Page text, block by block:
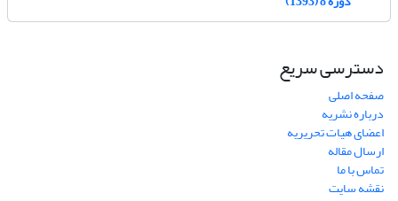
دسترسی سریع
صفحه اصلی
درباره نشریه
اعضای هیات تحریریه
ارسال مقاله
تماس با ما
نقشه سایت